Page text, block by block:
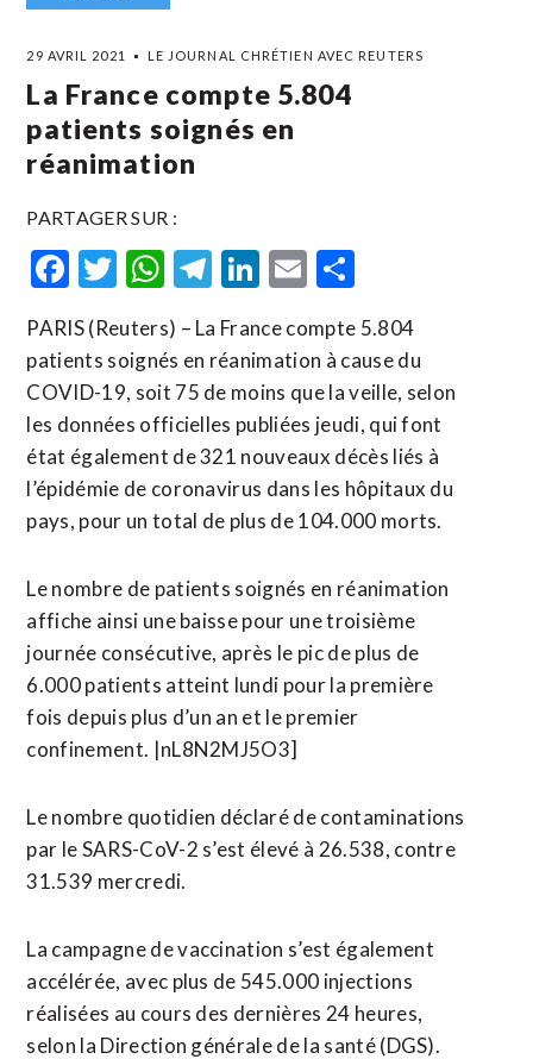
29 AVRIL 2021 LE JOURNAL CHRÉTIEN AVEC REUTERS
La France compte 5.804
patients soignés en
réanimation
PARTAGER SUR :
Facebook
Twitter
WhatsApp
Telegram
LinkedIn
Email
PARIS (Reuters) – La France compte 5.804
patients soignés en réanimation à cause du
COVID-19, soit 75 de moins que la veille, selon
les données officielles publiées jeudi, qui font
état également de 321 nouveaux décès liés à
l’épidémie de coronavirus dans les hôpitaux du
pays, pour un total de plus de 104.000 morts.
Le nombre de patients soignés en réanimation
affiche ainsi une baisse pour une troisième
journée consécutive, après le pic de plus de
6.000 patients atteint lundi pour la première
fois depuis plus d’un an et le premier
confinement. |nL8N2MJ5O3]
Le nombre quotidien déclaré de contaminations
par le SARS-CoV-2 s’est élevé à 26.538, contre
31.539 mercredi.
La campagne de vaccination s’est également
accélérée, avec plus de 545.000 injections
réalisées au cours des dernières 24 heures,
selon la Direction générale de la santé (DGS).